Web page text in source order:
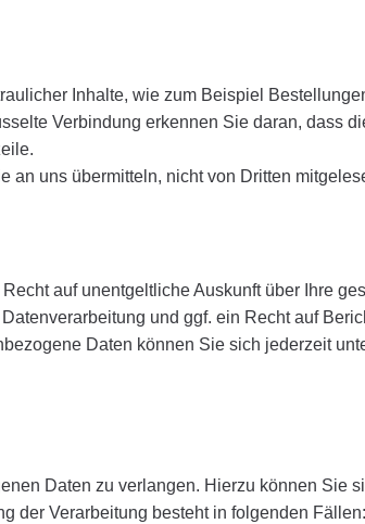
Inhalte, wie zum Beispiel
Verbindung erkennen Sie daran, dass
an uns übermitteln, nicht von Dritten
auf unentgeltliche Auskunft über Ihre
und ggf. ein Recht auf
Daten können Sie sich jederzeit
Daten zu verlangen. Hierzu können Sie
der Verarbeitung besteht in folgenden Fällen: